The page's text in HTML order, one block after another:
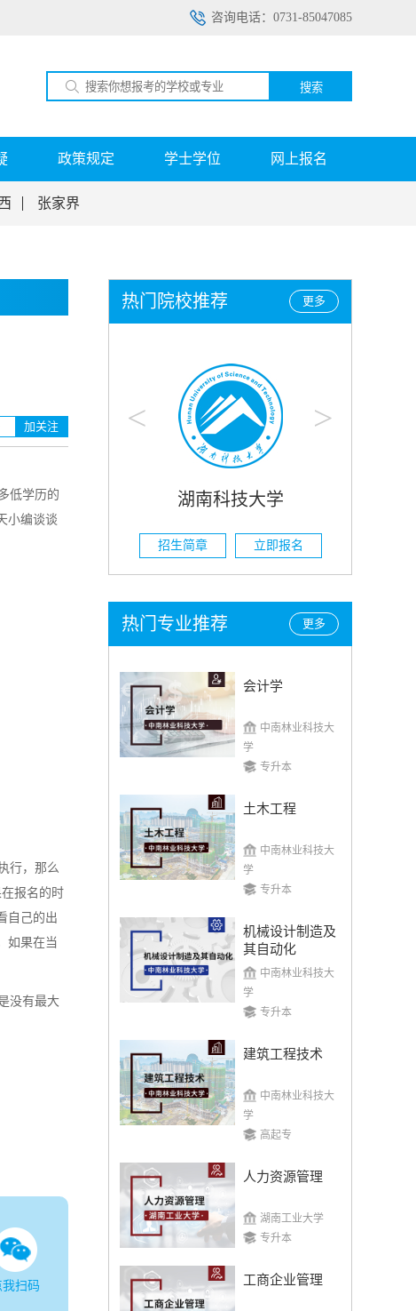
咨询电话：0731-85047085
搜索
政策规定 学士学位 网上报名
张家界
加关注
低学历的
小编谈谈
行，那么
报名的时
自己的出
如果在当
没有最大
我扫码
更多
热门院校推荐
< >
南科技大学 湖南农业大学
招生简章
更多
热门专业推荐
会计学
中南林业科技大
学
专升本
土木工程
中南林业科技大
学
专升本
机械设计制造及
其自动化
中南林业科技大
学
专升本
建筑工程技术
中南林业科技大
学
高起专
人力资源管理
湖南工业大学
专升本
工商企业管理